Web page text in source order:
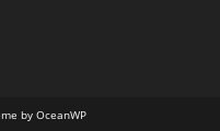
by OceanWP